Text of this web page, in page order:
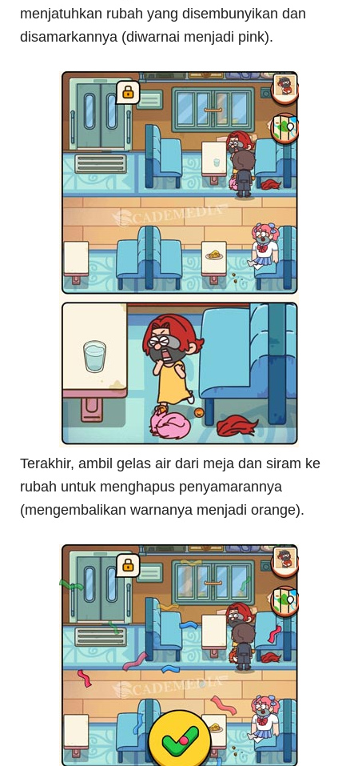
menjatuhkan rubah yang disembunyikan dan
disamarkannya (diwarnai menjadi pink).
Terakhir, ambil gelas air dari meja dan siram ke
rubah untuk menghapus penyamarannya
(mengembalikan warnanya menjadi orange).